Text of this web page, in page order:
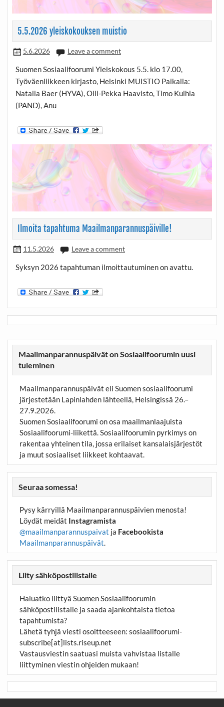
5.5.2026 yleiskokouksen muistio
5.6.2026 Leave a comment
Suomen Sosiaalifoorumi Yleiskokous 5.5. klo 17.00,
Työväenliikkeen kirjasto, Helsinki MUISTIO Paikalla:
Natalia Baer (HYVA), Olli-Pekka Haavisto, Timo Kulhia
(PAND), Anu
Ilmoita tapahtuma Maailmanparannuspäiville!
11.5.2026 Leave a comment
Syksyn 2026 tapahtuman ilmoittautuminen on avattu.
Maailmanparannuspäivät on Sosiaalifoorumin uusi
tuleminen
Maailmanparannuspäivät eli Suomen sosiaalifoorumi
järjestetään Lapinlahden lähteellä, Helsingissä 26.–
27.9.2026.
Suomen Sosiaalifoorumi on osa maailmanlaajuista
Sosiaalifoorumi-liikettä. Sosiaalifoorumin pyrkimys on
rakentaa yhteinen tila, jossa erilaiset kansalaisjärjestöt
ja muut sosiaaliset liikkeet kohtaavat.
Seuraa somessa!
Pysy kärryillä Maailmanparannuspäivien menosta!
Löydät meidät Instagramista
@maailmanparannuspaivat ja Facebookista
Maailmanparannuspäivät.
Liity sähköpostilistalle
Haluatko liittyä Suomen Sosiaalifoorumin
sähköpostilistalle ja saada ajankohtaista tietoa
tapahtumista?
Lähetä tyhjä viesti osoitteeseen: sosiaalifoorumi-
subscribe[at]lists.riseup.net
Vastausviestin saatuasi muista vahvistaa listalle
liittyminen viestin ohjeiden mukaan!